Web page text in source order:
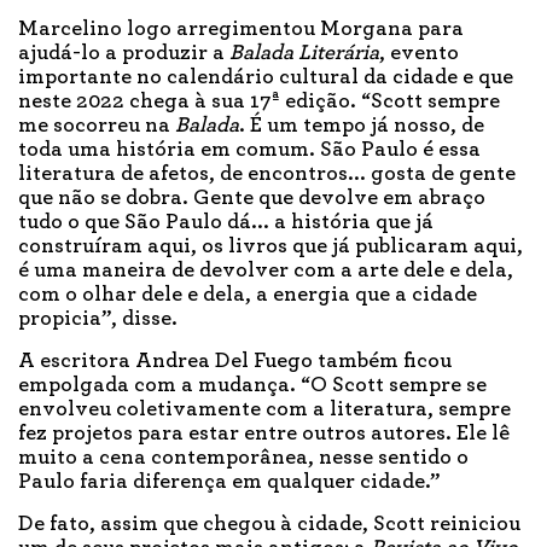
Marcelino logo arregimentou Morgana para
ajudá-lo a produzir a Balada Literária, evento
importante no calendário cultural da cidade e que
neste 2022 chega à sua 17ª edição. “Scott sempre
me socorreu na Balada. É um tempo já nosso, de
toda uma história em comum. São Paulo é essa
literatura de afetos, de encontros... gosta de gente
que não se dobra. Gente que devolve em abraço
tudo o que São Paulo dá... a história que já
construíram aqui, os livros que já publicaram aqui,
é uma maneira de devolver com a arte dele e dela,
com o olhar dele e dela, a energia que a cidade
propicia”, disse.
A escritora Andrea Del Fuego também ficou
empolgada com a mudança. “O Scott sempre se
envolveu coletivamente com a literatura, sempre
fez projetos para estar entre outros autores. Ele lê
muito a cena contemporânea, nesse sentido o
Paulo faria diferença em qualquer cidade.”
De fato, assim que chegou à cidade, Scott reiniciou